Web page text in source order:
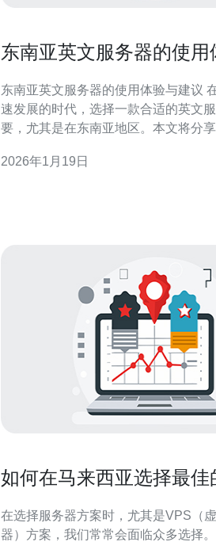
东南亚英文服务器的使用
东南亚英文服务器的使用体验与建议 在如今互联网飞
速发展的时代，选择一款合适的英文
要，尤其是在东南亚地区。本文将分
户更好地做出选择。 以下是本文的三个精华要点： 1.
2026年1月19日
如何在马来西亚选择最佳
在选择服务器方案时，尤其是VPS（
器）方案，我们常常会面临众多选择